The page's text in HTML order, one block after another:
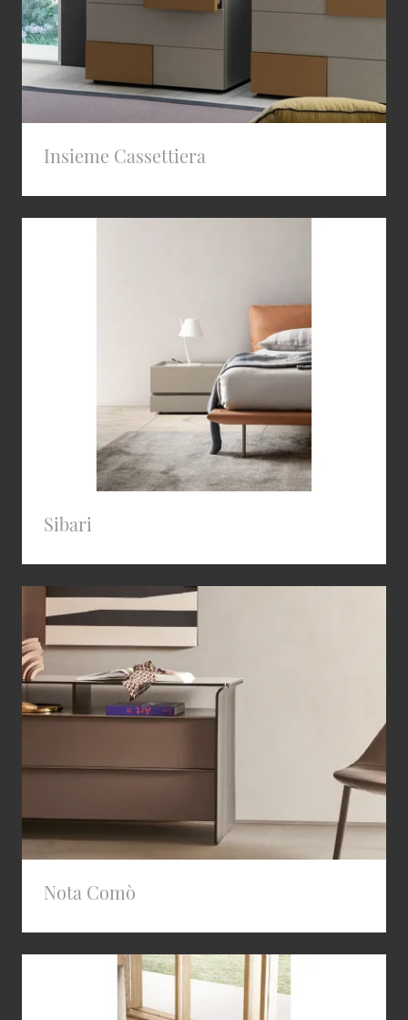
Insieme Cassettiera
Sibari
Nota Comò